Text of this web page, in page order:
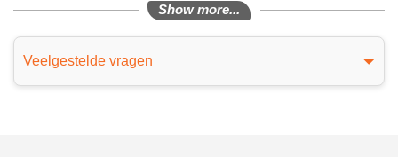
Show more...
Veelgestelde vragen